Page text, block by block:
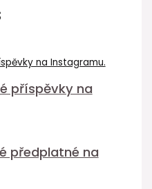
příspěvky na
předplatné na